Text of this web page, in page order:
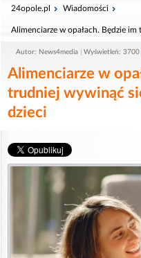
24opole.pl Wiadomości
Alimenciarze w opałach. Będzie
Autor: News4media Wyświetleń: 3700
Alimenciarze w
trudniej wywinąć
dzieci